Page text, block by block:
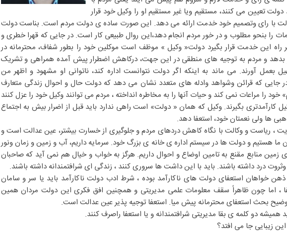
تعیین می کنند، مستقیم و‌یا غیر مستقیم او‌ را وکیل خود قرار
با رای وتصمیم خود خدمت ارائه می دهد. این صورت ساده ی دولت مردم است. بناست دولت
را بنحو مطلوب و در خور مردم انجام دهد،این روال طبیعی کار است. در جایی که قهرا خطری و
راه این خدمت قرار بگیرد دولت« وکیل » موظف است موکلین خود را بطور شفاف، محترمانه در
بدهد و مردم به توجیه های منطقی در این جهت، درکاهش اضطرار پیش آمده همراهی و تشریک
بعمل آورند. می ماند به اینکه اگر دولت نتوانست اداره کند، ناتوانی او مشهود و اظهر من
جایی که قرائن و‌شواهد و‌ادله های متعدد نشان می دهد که دولت حال و احوال زندگی متعارف
خود را مراعات نمی کند و‌ حیات آنها را به مخاطره انداخته ، مردم می توانند وکیل خود را عزل کنند
کارآمدتری بگیرند. وکیل که همان « دولت» است راهی ندارد باید قبل از اضرار بیش به اجتماع
ها ولی نعمتان خود، استعفا دهد.
، ریاست و وکالت با نگاه کاهش دردهای مردم و جلوگیری از خسارت بیشتر، عین عدالت است و
ما هستیم و دولت ها در سیستم اداره ی خانه ی بزرگ خود. سرمایه داریم، آب و زمین و زمان و‌نور
زمین منابع مقنع به تامین اوضاع و احوال داریم.‌ هرگز به خواب و خیال هم نمی آید که صاحبان
و‌ثروت درد داشته باشند. باید با این داشت ها سروری کنند ، زندگی ای شرافتمندانه داشته باشند.
ذهن خواهان استعفای دولت های ناکارآمد بوده ، شرط ادب دولت ناکارآمد باید یا سر و سامان
، اما چون ظاهراً سقف معلومات علمی مدیریتی و‌ همچنین افق فکری این دولت مردان همین
بحث استعفای محترمانه پیش میا. استعفا توجیه پذیر عین عدالت است.
همیشه دو کلمه ی بقا مدیریتی شرافتمندانه و یا استعفا راصرف کنند.
زیبایی جا می افتد؟